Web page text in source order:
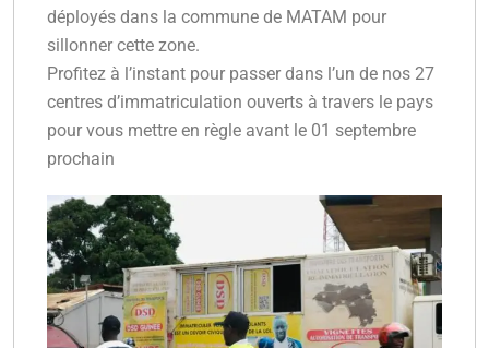
déployés dans la commune de MATAM pour
sillonner cette zone.
Profitez à l’instant pour passer dans l’un de nos 27
centres d’immatriculation ouverts à travers le pays
pour vous mettre en règle avant le 01 septembre
prochain